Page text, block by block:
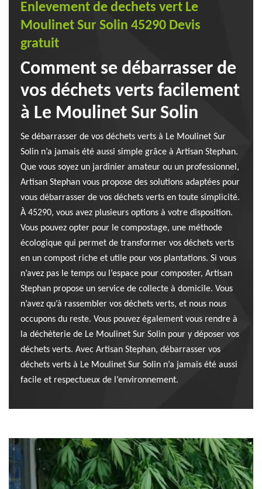
Enlevement de dechets vert Le
Moulinet Sur Solin 45290 Devis
gratuit
Comment se débarrasser de
vos déchets verts facilement
à Le Moulinet Sur Solin
Se débarrasser de vos déchets verts à Le Moulinet Sur
Solin n’a jamais été aussi simple grâce à Artisan Stephan.
Que vous soyez un jardinier amateur ou un professionnel,
Artisan Stephan vous propose des solutions adaptées pour
vous débarrasser de vos déchets verts en toute simplicité.
À 45290, vous avez plusieurs options à votre disposition.
Vous pouvez opter pour le compostage, une méthode
écologique qui permet de transformer vos déchets verts
en un compost riche et utile pour vos plantations. Si vous
n’avez pas le temps ou l’espace pour composter, Artisan
Stephan propose un service de collecte à domicile. Vous
n’avez qu’à rassembler vos déchets verts, et nous nous
occupons du reste. Vous pouvez également vous rendre à
la déchèterie de Le Moulinet Sur Solin pour y déposer vos
déchets verts. Avec Artisan Stephan, débarrasser vos
déchets verts à Le Moulinet Sur Solin n’a jamais été aussi
facile et respectueux de l’environnement.